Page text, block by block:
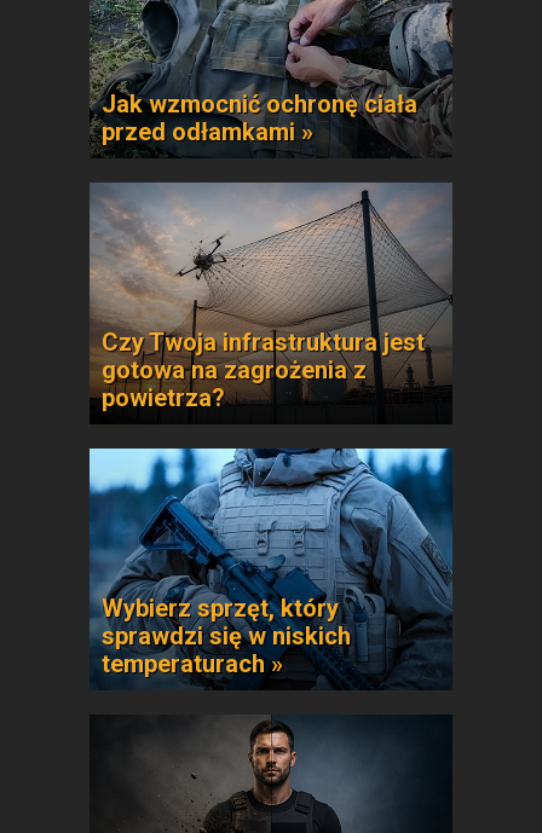
Jak wzmocnić ochronę ciała
przed odłamkami »
Czy Twoja infrastruktura jest
gotowa na zagrożenia z
powietrza?
Wybierz sprzęt, który
sprawdzi się w niskich
temperaturach »